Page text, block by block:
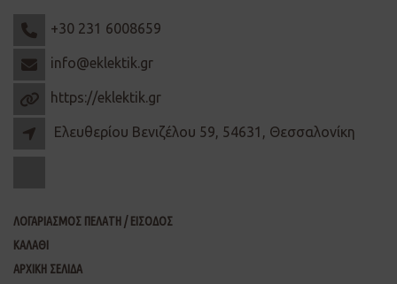
+30 231 6008659
info@eklektik.gr
https://eklektik.gr
Ελευθερίου Βενιζέλου 59, 54631, Θεσσαλονίκη
ΛΟΓΑΡΙΑΣΜΟΣ ΠΕΛΑΤΗ / ΕΙΣΟΔΟΣ
ΚΑΛΑΘΙ
ΑΡΧΙΚΗ ΣΕΛΙΔΑ